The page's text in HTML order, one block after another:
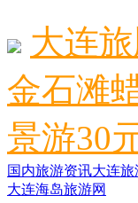
大连
金石滩
景游30
国内旅游资讯大连
大连海岛旅游网